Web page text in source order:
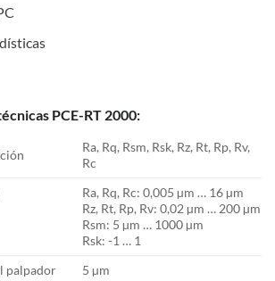
PCE-RT 2000:
Ra, Rq, Rsm, Rsk, Rz, Rt, Rp, Rv,
Rc
Ra, Rq, Rc: 0,005 µm … 16 µm
Rz, Rt, Rp, Rv: 0,02 µm … 200 µm
Rsm: 5 µm … 1000 µm
Rsk: -1 … 1
palpador
5 µm